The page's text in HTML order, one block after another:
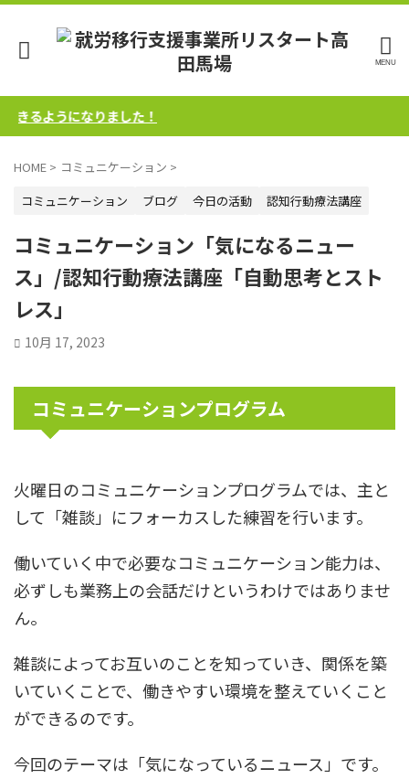
ようになりました！
HOME > コミュニケーション >
コミュニケーション
ブログ 今日の活動 認知行動療法講座
コミュニケーション「気になるニュー
ス」/認知行動療法講座「自動思考とスト
レス」
10月 17, 2023
コミュニケーションプログラム
火曜日のコミュニケーションプログラムでは、主と
して「雑談」にフォーカスした練習を行います。
働いていく中で必要なコミュニケーション能力は、
必ずしも業務上の会話だけというわけではありませ
ん。
雑談によってお互いのことを知っていき、関係を築
いていくことで、働きやすい環境を整えていくこと
ができるのです。
今回のテーマは「気になっているニュース」です。